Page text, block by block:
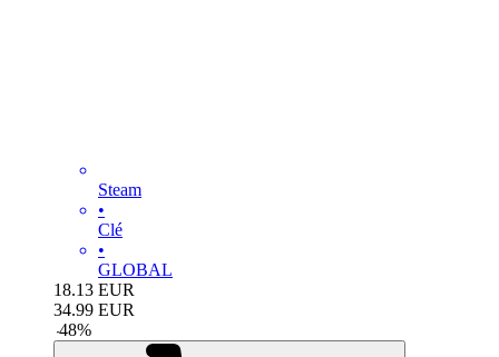
Steam
•
Clé
•
GLOBAL
18.13 EUR
34.99 EUR
-48%